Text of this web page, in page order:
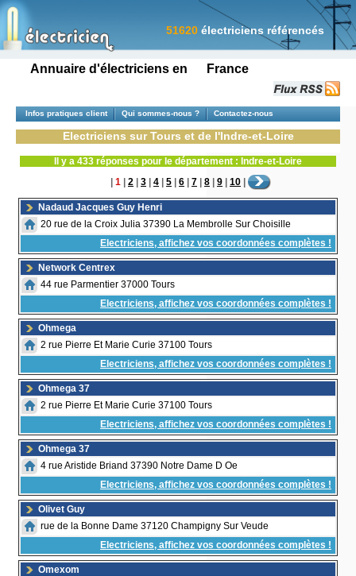
Annuaire d'électriciens en France
51620 électriciens référencés
Infos pratiques client Qui sommes-nous ? Contactez-nous
Electriciens sur Tours et de l'Indre-et-Loire
Il y a 433 réponses pour le département : Indre-et-Loire
| 1 | 2 | 3 | 4 | 5 | 6 | 7 | 8 | 9 | 10 |
Nadaud Jacques Guy Henri
20 rue de la Croix Julia 37390 La Membrolle Sur Choisille
Electriciens, affichez vos coordonnées complètes !
Network Centrex
44 rue Parmentier 37000 Tours
Electriciens, affichez vos coordonnées complètes !
Ohmega
2 rue Pierre Et Marie Curie 37100 Tours
Electriciens, affichez vos coordonnées complètes !
Ohmega 37
2 rue Pierre Et Marie Curie 37100 Tours
Electriciens, affichez vos coordonnées complètes !
Ohmega 37
4 rue Aristide Briand 37390 Notre Dame D Oe
Electriciens, affichez vos coordonnées complètes !
Olivet Guy
rue de la Bonne Dame 37120 Champigny Sur Veude
Electriciens, affichez vos coordonnées complètes !
Omexom